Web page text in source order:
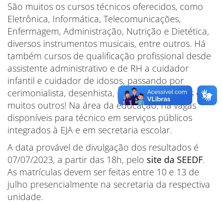
São muitos os cursos técnicos oferecidos, como
Eletrônica, Informática, Telecomunicações,
Enfermagem, Administração, Nutrição e Dietética,
diversos instrumentos musicais, entre outros. Há
também cursos de qualificação profissional desde
assistente administrativo e de RH a cuidador
infantil e cuidador de idosos, passando por
cerimonialista, desenhista, primeiros socorros e
muitos outros! Na área da educação, há vagas
disponíveis para técnico em serviços públicos
integrados à EJA e em secretaria escolar.
A data provável de divulgação dos resultados é
07/07/2023, a partir das 18h, pelo site da SEEDF.
As matrículas devem ser feitas entre 10 e 13 de
julho presencialmente na secretaria da respectiva
unidade.